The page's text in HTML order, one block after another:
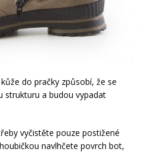
do pračky způsobí, že se
strukturu a budou vypadat
vyčistěte pouze postižené
navlhčete povrch bot,